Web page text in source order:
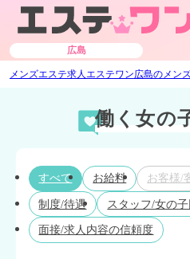
広島
メンズエステ求人エステワン広島のメン
働く女の
すべて お給料 お客様/
制度/待遇 スタッフ/女の
面接/求人内容の信頼度